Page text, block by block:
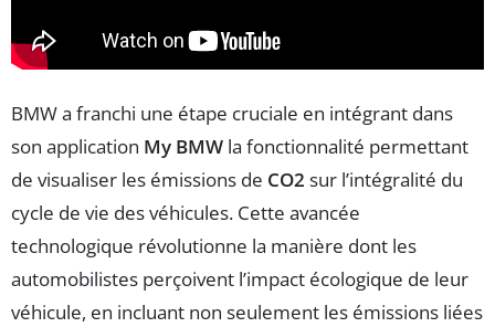
BMW a franchi une étape cruciale en intégrant dans
son application My BMW la fonctionnalité permettant
de visualiser les émissions de CO2 sur l’intégralité du
cycle de vie des véhicules. Cette avancée
technologique révolutionne la manière dont les
automobilistes perçoivent l’impact écologique de leur
véhicule, en incluant non seulement les émissions liées